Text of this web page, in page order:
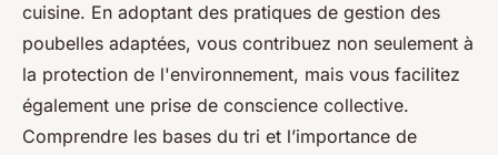
cuisine. En adoptant des pratiques de gestion des
poubelles adaptées, vous contribuez non seulement à
la protection de l'environnement, mais vous facilitez
également une prise de conscience collective.
Comprendre les bases du tri et l’importance de